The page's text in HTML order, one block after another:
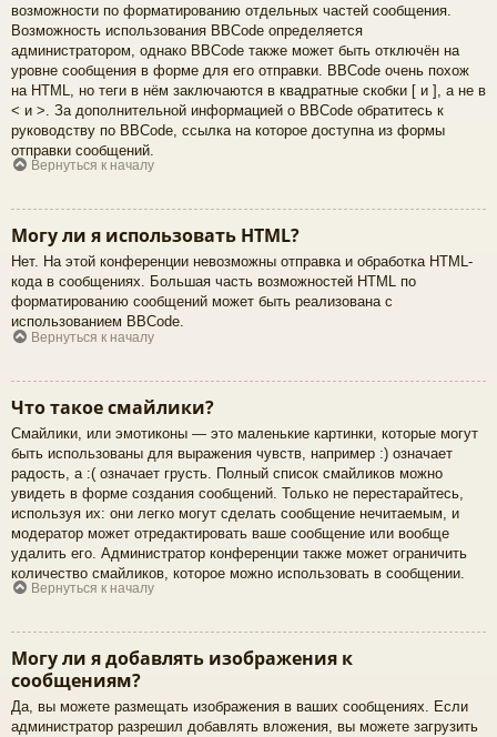
возможности по форматированию отдельных частей сообщения.
Возможность использования BBCode определяется
администратором, однако BBCode также может быть отключён на
уровне сообщения в форме для его отправки. BBCode очень похож
на HTML, но теги в нём заключаются в квадратные скобки [ и ], а не в
< и >. За дополнительной информацией о BBCode обратитесь к
руководству по BBCode, ссылка на которое доступна из формы
отправки сообщений.
Вернуться к началу
Могу ли я использовать HTML?
Нет. На этой конференции невозможны отправка и обработка HTML-
кода в сообщениях. Большая часть возможностей HTML по
форматированию сообщений может быть реализована с
использованием BBCode.
Вернуться к началу
Что такое смайлики?
Смайлики, или эмотиконы — это маленькие картинки, которые могут
быть использованы для выражения чувств, например :) означает
радость, а :( означает грусть. Полный список смайликов можно
увидеть в форме создания сообщений. Только не перестарайтесь,
используя их: они легко могут сделать сообщение нечитаемым, и
модератор может отредактировать ваше сообщение или вообще
удалить его. Администратор конференции также может ограничить
количество смайликов, которое можно использовать в сообщении.
Вернуться к началу
Могу ли я добавлять изображения к
сообщениям?
Да, вы можете размещать изображения в ваших сообщениях. Если
администратор разрешил добавлять вложения, вы можете загрузить